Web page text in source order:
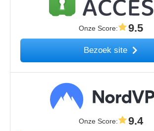
Onze Score: 9.5
Bezoek site
Onze Score: 9.4